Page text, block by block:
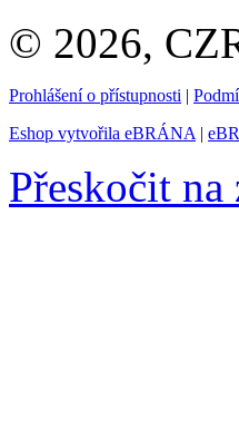
© 2026,
Prohlášení o přístupnosti |
Eshop vytvořila eBRÁNA |
Přeskočit na